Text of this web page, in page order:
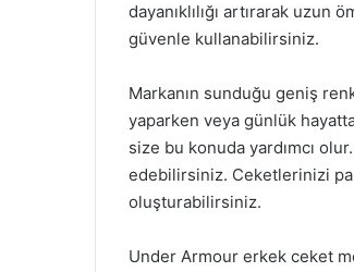
dayanıklılığı artırarak
güvenle kullanabilirsiniz.
Markanın sunduğu geniş
yaparken veya günlük
size bu konuda yardımcı
edebilirsiniz. Ceketlerinizi
oluşturabilirsiniz.
Under Armour erkek ceket